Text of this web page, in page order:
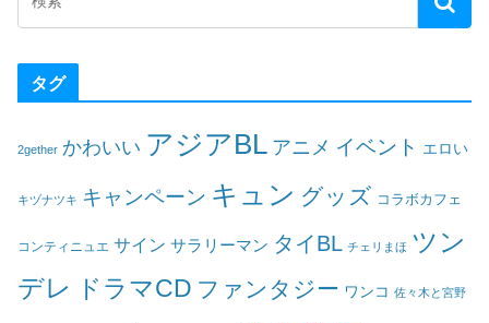
タグ
2gether かわいい アジアBL アニメ イベント エロい
キヅナツキ キャンペーン キュン グッズ コラボカフェ
コンティニュエ サイン サラリーマン タイBL チェリまほ ツン
デレ ドラマCD ファンタジー ワンコ 佐々木と宮野